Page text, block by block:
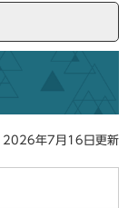
2026年7月16日更新